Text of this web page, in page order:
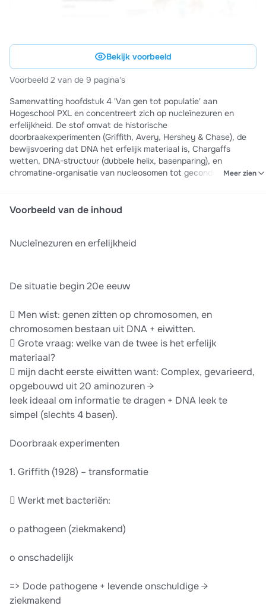
Bekijk voorbeeld
Voorbeeld 2 van de 9 pagina's
Samenvatting hoofdstuk 4 'Van gen tot populatie' aan
Hogeschool PXL en concentreert zich op nucleïnezuren en
erfelijkheid. De stof omvat de historische
doorbraakexperimenten (Griffith, Avery, Hershey & Chase), de
bewijsvoering dat DNA het erfelijk materiaal is, Chargaffs
wetten, DNA-structuur (dubbele helix, basenparing), en
chromatine-organisatie van nucleosomen tot gecondenseerde
voorbeelden en visuele structuurbeschrijvingen.
Meer zien
Voorbeeld van de inhoud
Nucleïnezuren en erfelijkheid
De situatie begin 20e eeuw
 Men wist: genen zitten op chromosomen, en
chromosomen bestaan uit DNA + eiwitten.
 Grote vraag: welke van de twee is het erfelijk
materiaal?
 mijn dacht eerste eiwitten want: Complex, gevarieerd,
opgebouwd uit 20 aminozuren →
leek ideaal om informatie te dragen + DNA leek te
simpel (slechts 4 basen).
Doorbraak experimenten
1. Griffith (1928) – transformatie
 Werkt met bacteriën:
o pathogeen (ziekmakend)
o onschadelijk
=> Dode pathogene + levende onschuldige →
ziekmakend